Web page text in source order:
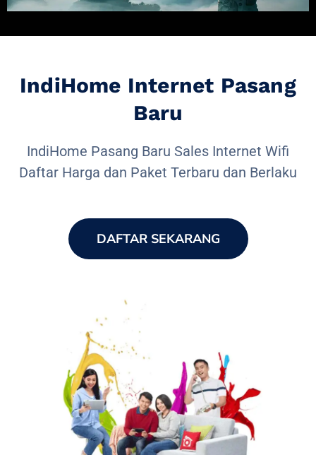
IndiHome Internet Pasang
Baru
IndiHome Pasang Baru Sales Internet Wifi
Daftar Harga dan Paket Terbaru dan Berlaku
DAFTAR SEKARANG